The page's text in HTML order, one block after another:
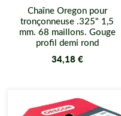
Chaîne Oregon pour
tronçonneuse .325" 1,5
mm. 68 maillons. Gouge
profil demi rond
34,18 €